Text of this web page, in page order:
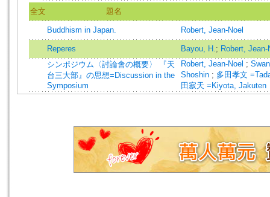
全文 題名
Buddhism in Japan. Robert, Jean-Noel
Reperes Bayou, H.; Robert, Jean-
シンポジウム〈討論會の概要〉 『天
台三大部』の思想=Discussion in the
Symposium
Robert, Jean-Noel ;
Shoshin ; 多田孝文
田寂天 =Kiyota, Jakuten